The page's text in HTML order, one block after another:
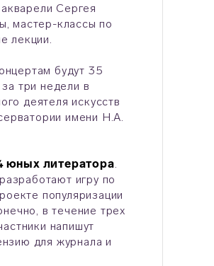
Сергея
мастер-классы по
лекции.
будут 35
три недели в
деятеля искусств
имени Н.А.
юных литератора.
игру по
популяризации
в течение трех
напишут
для журнала и